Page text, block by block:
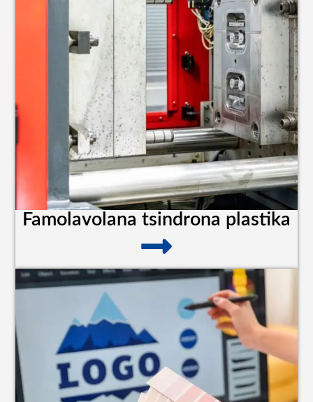
Famolavolana tsindrona plastika